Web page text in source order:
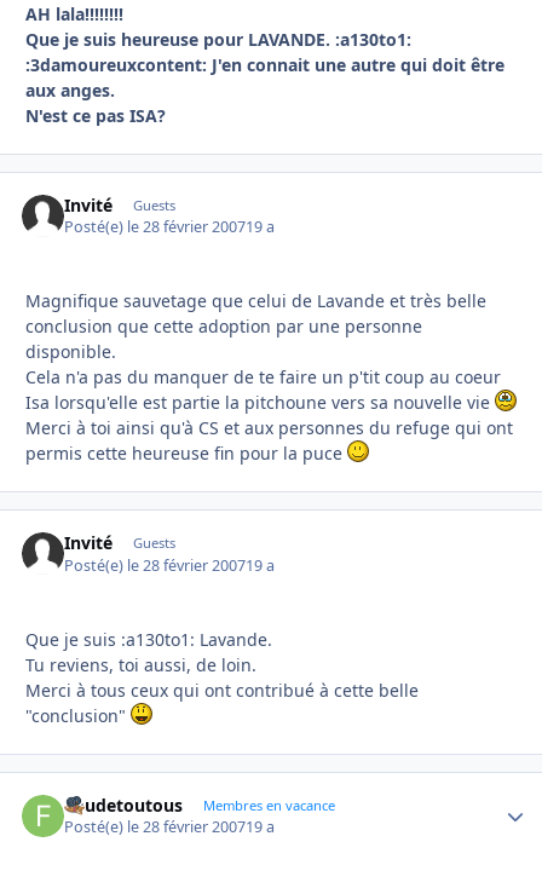
AH lala!!!!!!!!
Que je suis heureuse pour LAVANDE. :a130to1:
:3damoureuxcontent: J'en connait une autre qui doit être
aux anges.
N'est ce pas ISA?
Invité Guests
Posté(e) le 28 février 200719 a
Magnifique sauvetage que celui de Lavande et très belle
conclusion que cette adoption par une personne
disponible.
Cela n'a pas du manquer de te faire un p'tit coup au coeur
Isa lorsqu'elle est partie la pitchoune vers sa nouvelle vie
Merci à toi ainsi qu'à CS et aux personnes du refuge qui ont
permis cette heureuse fin pour la puce
Invité Guests
Posté(e) le 28 février 200719 a
Que je suis :a130to1: Lavande.
Tu reviens, toi aussi, de loin.
Merci à tous ceux qui ont contribué à cette belle
"conclusion"
Foudetoutous Membres en vacance
Posté(e) le 28 février 200719 a